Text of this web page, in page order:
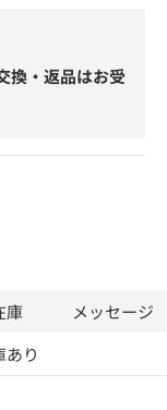
換・返品はお受
庫
メッセージ
あり